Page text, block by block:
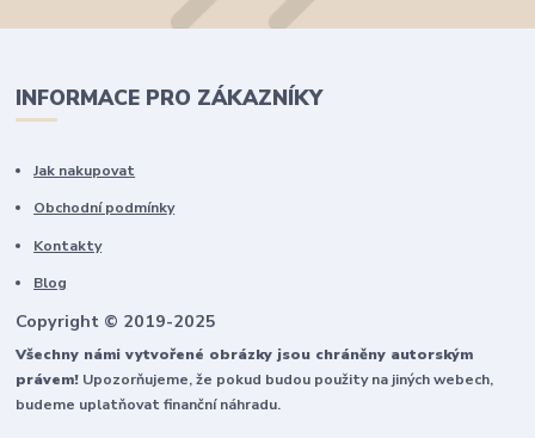
INFORMACE PRO ZÁKAZNÍKY
Jak nakupovat
Obchodní podmínky
Kontakty
Blog
Copyright © 2019-2025
Všechny námi vytvořené obrázky jsou chráněny autorským
právem! Upozorňujeme, že pokud budou použity na jiných webech,
budeme uplatňovat finanční náhradu.